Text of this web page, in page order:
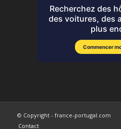
© Copyright - france-portugal.com
Contact